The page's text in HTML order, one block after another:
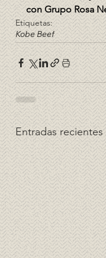
con Grupo Rosa
Etiquetas:
Kobe Beef
Entradas recientes